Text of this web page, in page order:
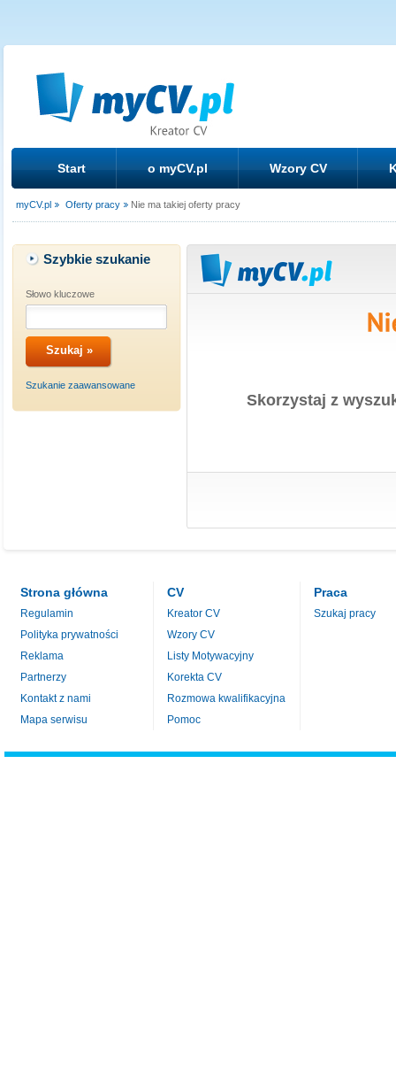
Start o myCV.pl Wzory CV
myCV.pl Oferty pracy Nie ma takiej oferty pracy
Szybkie szukanie
Słowo kluczowe
Szukanie zaawansowane
Skorzystaj z
Strona główna
Regulamin
Polityka prywatności
Reklama
Partnerzy
Kontakt z nami
Mapa serwisu
CV
Kreator CV
Wzory CV
Listy Motywacyjny
Korekta CV
Rozmowa kwalifikacyjna
Pomoc
Praca
Szukaj pracy